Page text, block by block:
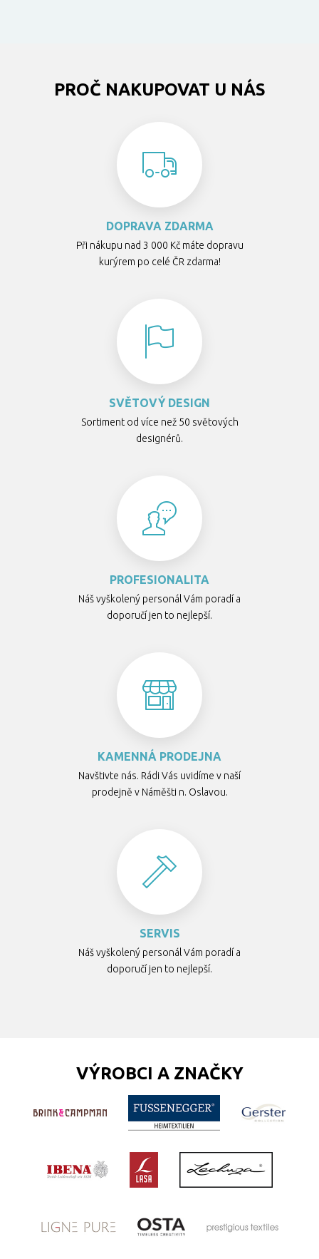
PROČ NAKUPOVAT U NÁS
DOPRAVA ZDARMA
Při nákupu nad 3 000 Kč máte dopravu
kurýrem po celé ČR zdarma!
SVĚTOVÝ DESIGN
Sortiment od více než 50 světových
designérů.
PROFESIONALITA
Náš vyškolený personál Vám poradí a
doporučí jen to nejlepší.
KAMENNÁ PRODEJNA
Navštivte nás. Rádi Vás uvidíme v naší
prodejně v Náměšti n. Oslavou.
SERVIS
Náš vyškolený personál Vám poradí a
doporučí jen to nejlepší.
VÝROBCI A ZNAČKY